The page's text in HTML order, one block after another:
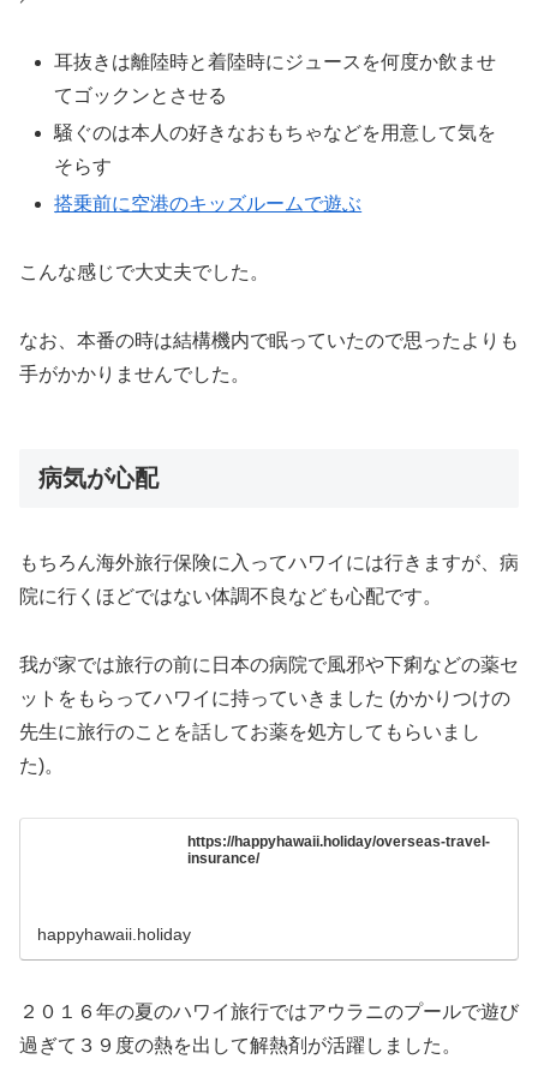
耳抜きは離陸時と着陸時にジュースを何度か飲ませ
てゴックンとさせる
騒ぐのは本人の好きなおもちゃなどを用意して気を
そらす
搭乗前に空港のキッズルームで遊ぶ
こんな感じで大丈夫でした。
なお、本番の時は結構機内で眠っていたので思ったよりも
手がかかりませんでした。
病気が心配
もちろん海外旅行保険に入ってハワイには行きますが、病
院に行くほどではない体調不良なども心配です。
我が家では旅行の前に日本の病院で風邪や下痢などの薬セ
ットをもらってハワイに持っていきました (かかりつけの
先生に旅行のことを話してお薬を処方してもらいまし
た)。
https://happyhawaii.holiday/overseas-travel-
insurance/
happyhawaii.holiday
２０１６年の夏のハワイ旅行ではアウラニのプールで遊び
過ぎて３９度の熱を出して解熱剤が活躍しました。